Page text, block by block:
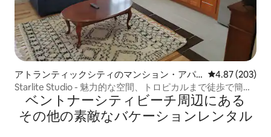
アトランティックシティのマンション・アパ
ート
レビュー203
4.87 (203)
Starlite Studio - 魅力的な空間、トロピカルまで徒歩で簡単
に行けます！
ベントナーシティビーチ⁠周⁠辺⁠に⁠あ⁠る
そ⁠の⁠他⁠の素⁠敵⁠なバ⁠ケ⁠ー⁠シ⁠ョ⁠ン⁠レ⁠ン⁠タ⁠ル